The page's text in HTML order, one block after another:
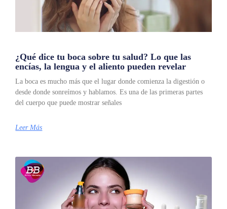
¿Qué dice tu boca sobre tu salud? Lo que las
encías, la lengua y el aliento pueden revelar
La boca es mucho más que el lugar donde comienza la digestión o
desde donde sonreímos y hablamos. Es una de las primeras partes
del cuerpo que puede mostrar señales
Leer Más